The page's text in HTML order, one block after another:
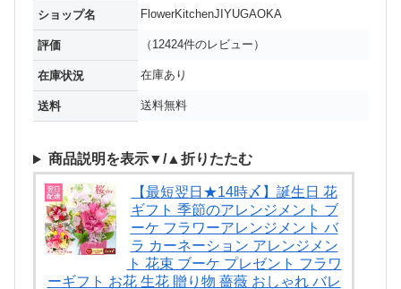
ショップ名 FlowerKitchenJIYUGAOKA
評価 （12424件のレビュー）
在庫状況 在庫あり
送料 送料無料
商品説明を表示▼/▲折りたたむ
【最短翌日★14時〆】誕生日 花
ギフト 季節のアレンジメント ブ
ーケ フラワーアレンジメント バ
ラ カーネーション アレンジメン
ト 花束 ブーケ プレゼント フラワ
ーギフト お花 生花 贈り物 薔薇 おしゃれ バレ